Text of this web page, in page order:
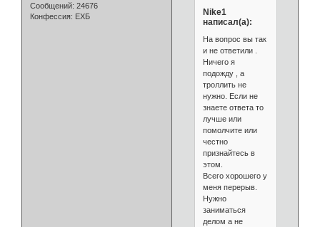
Сообщений: 24676
Конфессия: ЕХБ
Nike1
написал(а):
На вопрос вы так
и не ответили .
Ничего я
подожду , а
троллить не
нужно. Если не
знаете ответа то
лучше или
помолчите или
честно
признайтесь в
этом.
Всего хорошего у
меня перерыв.
Нужно
заниматься
делом а не